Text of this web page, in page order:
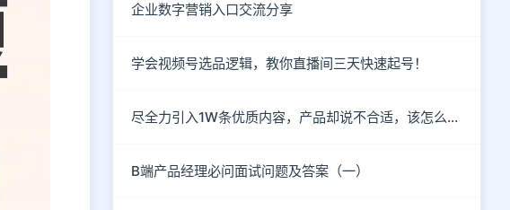
企业数字营销入口交流分享
学会视频号选品逻辑，教你直播间三天快速起号！
尽全力引入1W条优质内容，产品却说不合适，该怎么破？
B端产品经理必问面试问题及答案（一）